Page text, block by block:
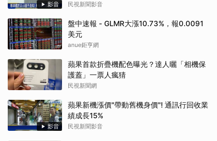
影音 民視新聞影音
盤中速報 - GLMR大漲10.73%，報0.0091
美元
anue鉅亨網
蘋果首款折疊機配色曝光？達人曬「相機保
護蓋」一票人瘋猜
民視新聞網
影音
蘋果新機漲價"帶動舊機身價"! 通訊行回收業
績成長15%
民視新聞影音